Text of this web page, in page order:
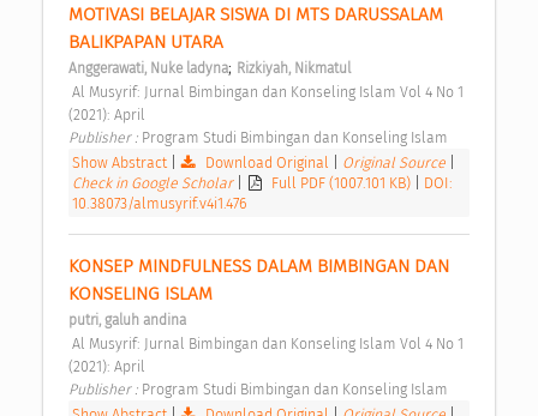
MOTIVASI BELAJAR SISWA DI MTS DARUSSALAM
BALIKPAPAN UTARA
Anggerawati, Nuke ladyna; Rizkiyah, Nikmatul
(2021): April
Publisher : Program Studi Bimbingan dan Konseling Islam
Show Abstract| Download Original Original Source
Check in Google Scholar
Full PDF (1007.101 KB)
DOI:
10.38073/almusyrif.v4i1.476
KONSEP MINDFULNESS DALAM BIMBINGAN DAN
KONSELING ISLAM
putri, galuh andina
(2021): April
Publisher : Program Studi Bimbingan dan Konseling Islam